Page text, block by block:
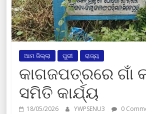
ଆମ ଜିଲ୍ଲା ପୁରୀ ରାଜ୍ୟ
କାଗଜପତ୍ରରେ ଗାଁ
ସମିତି କାର୍ଯ୍ୟ
18/05/2026 YWPSENU3 0